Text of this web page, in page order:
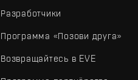
Разработчики
Программа «Позови друга»
Возвращайтесь в EVE